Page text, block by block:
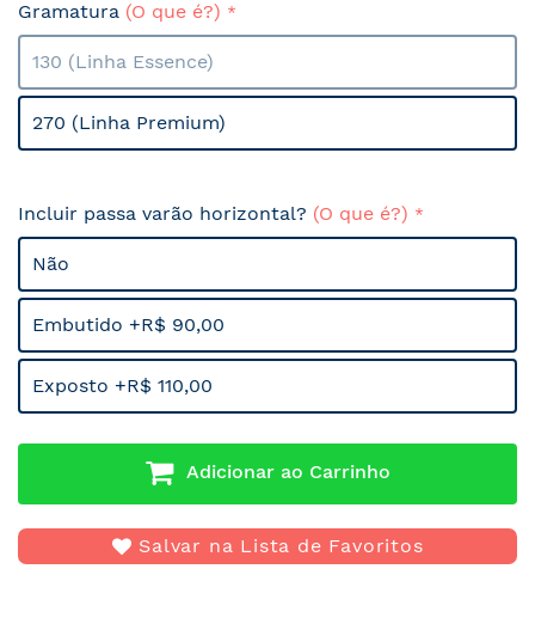
Gramatura (O que é?)
130 (Linha Essence)
270 (Linha Premium)
Incluir passa varão horizontal? (O que é?)
Não
Embutido +R$ 90,00
Exposto +R$ 110,00
Adicionar ao Carrinho
Salvar na Lista de Favoritos